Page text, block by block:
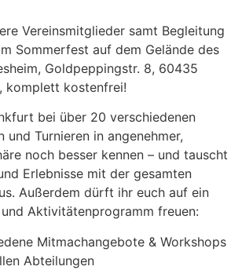
Vereinsmitglieder samt Begleitung
Sommerfest auf dem Gelände des
Goldpeppingstr. 8, 60435
komplett kostenfrei!
bei über 20 verschiedenen
und Turnieren in angenehmer,
noch besser kennen – und tauscht
Erlebnisse mit der gesamten
Außerdem dürft ihr euch auf ein
Aktivitätenprogramm freuen:
Mitmachangebote & Workshops
Abteilungen